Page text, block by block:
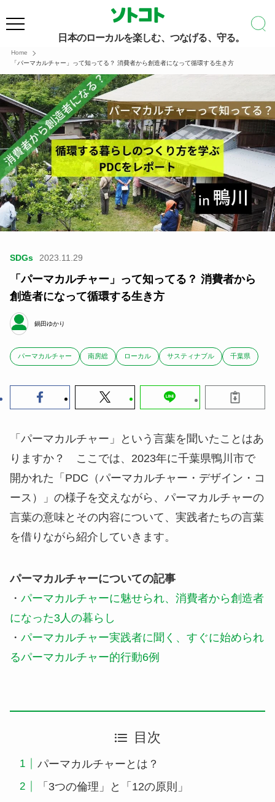
日本のローカルを楽しむ、つなげる、守る。
Home
「パーマカルチャー」って知ってる？ 消費者から創造者になって循環する生き方
SDGs 2023.11.29
「パーマカルチャー」って知ってる？ 消費者から
創造者になって循環する生き方
鍋田ゆかり
パーマカルチャー 南房総 ローカル サスティナブル 千葉県
「パーマカルチャー」という言葉を聞いたことはあ
りますか？ ここでは、2023年に千葉県鴨川市で
開かれた「PDC（パーマカルチャー・デザイン・コ
ース）」の様子を交えながら、パーマカルチャーの
言葉の意味とその内容について、実践者たちの言葉
を借りながら紹介していきます。
パーマカルチャーについての記事
・ パーマカルチャーに魅せられ、消費者から創造者
になった3人の暮らし
・ パーマカルチャー実践者に聞く、すぐに始められ
るパーマカルチャー的行動6例
目次
パーマカルチャーとは？
「3つの倫理」と「12の原則」